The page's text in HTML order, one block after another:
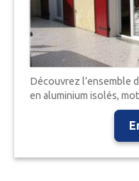
Découvrez l’ensemble
en aluminium isolés,